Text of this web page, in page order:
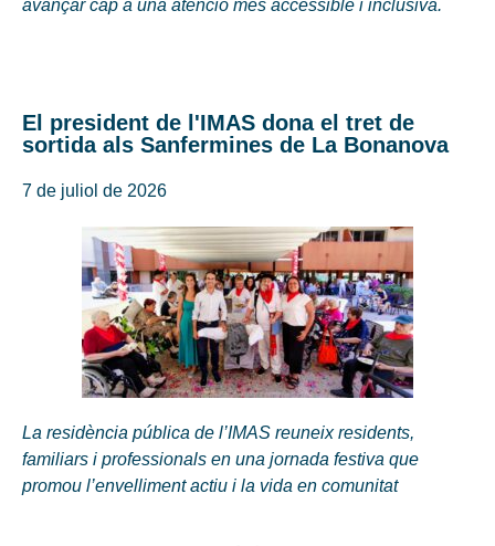
avançar cap a una atenció més accessible i inclusiva.
El president de l'IMAS dona el tret de
sortida als Sanfermines de La Bonanova
7 de juliol de 2026
La residència pública de l’IMAS reuneix residents,
familiars i professionals en una jornada festiva que
promou l’envelliment actiu i la vida en comunitat